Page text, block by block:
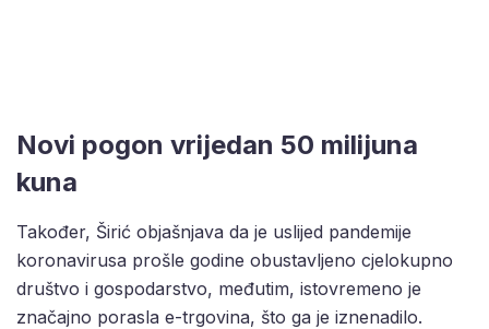
Novi pogon vrijedan 50 milijuna
kuna
Također, Širić objašnjava da je uslijed pandemije
koronavirusa prošle godine obustavljeno cjelokupno
društvo i gospodarstvo, međutim, istovremeno je
značajno porasla e-trgovina, što ga je iznenadilo.